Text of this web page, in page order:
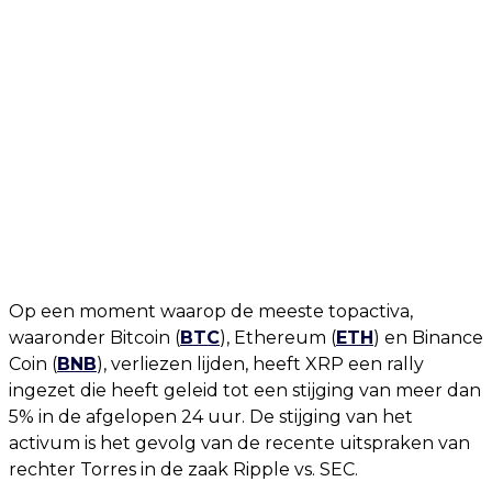
Op een moment waarop de meeste topactiva,
waaronder Bitcoin (BTC), Ethereum (ETH) en Binance
Coin (BNB), verliezen lijden, heeft XRP een rally
ingezet die heeft geleid tot een stijging van meer dan
5% in de afgelopen 24 uur. De stijging van het
activum is het gevolg van de recente uitspraken van
rechter Torres in de zaak Ripple vs. SEC.